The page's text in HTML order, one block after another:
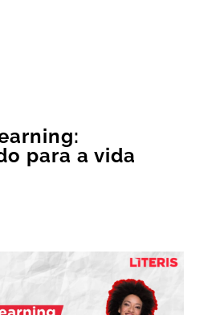
para a vida